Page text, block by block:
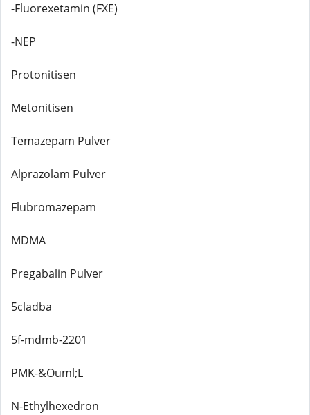
-Fluorexetamin (FXE)
-NEP
Protonitisen
Metonitisen
Temazepam Pulver
Alprazolam Pulver
Flubromazepam
MDMA
Pregabalin Pulver
5cladba
5f-mdmb-2201
PMK-&Ouml;L
N-Ethylhexedron